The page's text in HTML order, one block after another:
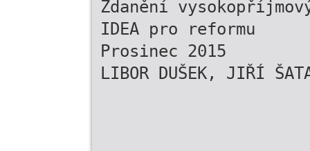
Zdanění
IDEA pro reformu
Prosinec 2015
LIBOR DUŠEK, JIŘÍ